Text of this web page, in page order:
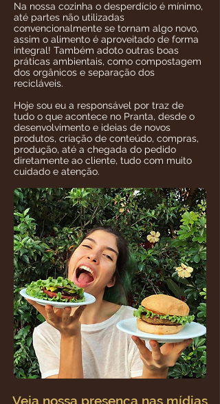
Na nossa cozinha o desperdício é mínimo,
até partes não utilizadas
convencionalmente se tornam algo novo,
assim o alimento é aproveitado de forma
integral! Também adoto outras boas
práticas ambientais, como compostagem
dos orgânicos e separação dos
recicláveis.
Hoje sou eu a responsável por traz de
tudo o que acontece no Pranta, desde o
desenvolvimento e ideias de novos
produtos, criação de conteúdo, compras,
produção, até a chegada do pedido
diretamente ao cliente, tudo com muito
cuidado e atenção.
Veja nossa presença nas mídias